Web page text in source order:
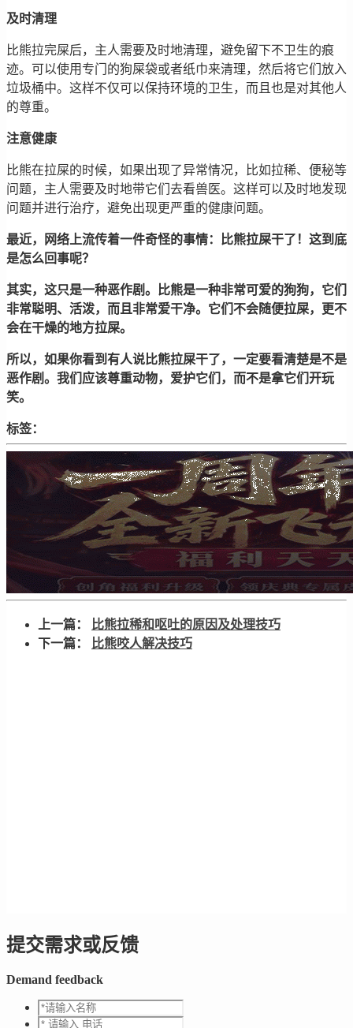
及时清理
比熊拉完屎后，主人需要及时地清理，避免留下不卫生的痕
迹。可以使用专门的狗屎袋或者纸巾来清理，然后将它们放入
垃圾桶中。这样不仅可以保持环境的卫生，而且也是对其他人
的尊重。
注意健康
比熊在拉屎的时候，如果出现了异常情况，比如拉稀、便秘等
问题，主人需要及时地带它们去看兽医。这样可以及时地发现
问题并进行治疗，避免出现更严重的健康问题。
最近，网络上流传着一件奇怪的事情：比熊拉屎干了！这到底
是怎么回事呢？
其实，这只是一种恶作剧。比熊是一种非常可爱的狗狗，它们
非常聪明、活泼，而且非常爱干净。它们不会随便拉屎，更不
会在干燥的地方拉屎。
所以，如果你看到有人说比熊拉屎干了，一定要看清楚是不是
恶作剧。我们应该尊重动物，爱护它们，而不是拿它们开玩
笑。
标签：
上一篇：
比熊拉稀和呕吐的原因及处理技巧
下一篇：
比熊咬人解决技巧
提交需求或反馈
Demand feedback